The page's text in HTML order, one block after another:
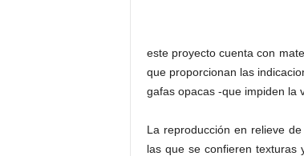
este proyecto cuenta con
que proporcionan las
gafas opacas -que impiden la
La reproducción en relieve
las que se confieren texturas